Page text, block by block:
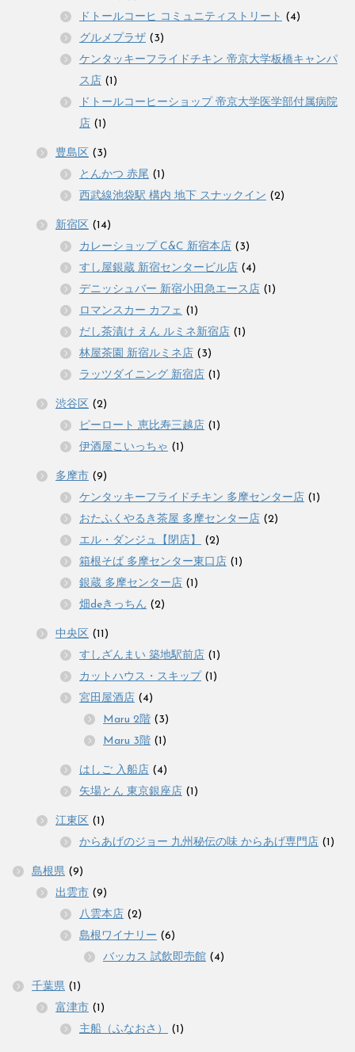
ドトールコーヒ コミュニティストリート (4)
グルメプラザ (3)
ケンタッキーフライドチキン 帝京大学板橋キャンパ
ス店 (1)
ドトールコーヒーショップ 帝京大学医学部付属病院
店 (1)
豊島区 (3)
とんかつ 赤尾 (1)
西武線池袋駅 構内 地下 スナックイン (2)
新宿区 (14)
カレーショップ C&C 新宿本店 (3)
すし屋銀蔵 新宿センタービル店 (4)
デニッシュバー 新宿小田急エース店 (1)
ロマンスカー カフェ (1)
だし茶漬け えん ルミネ新宿店 (1)
林屋茶園 新宿ルミネ店 (3)
ラッツダイニング 新宿店 (1)
渋谷区 (2)
ピーロート 恵比寿三越店 (1)
伊酒屋こいっちゃ (1)
多摩市 (9)
ケンタッキーフライドチキン 多摩センター店 (1)
おたふくやるき茶屋 多摩センター店 (2)
エル・ダンジュ【閉店】
(2)
箱根そば 多摩センター東口店 (1)
銀蔵 多摩センター店 (1)
畑deきっちん (2)
中央区 (11)
すしざんまい 築地駅前店 (1)
カットハウス・スキップ (1)
宮田屋酒店 (4)
Maru 2階 (3)
Maru 3階 (1)
はしご 入船店 (4)
矢場とん 東京銀座店 (1)
江東区 (1)
からあげのジョー 九州秘伝の味 からあげ専門店 (1)
島根県 (9)
出雲市 (9)
八雲本店 (2)
島根ワイナリー (6)
バッカス 試飲即売館 (4)
千葉県 (1)
富津市 (1)
主船（ふなおさ）
(1)